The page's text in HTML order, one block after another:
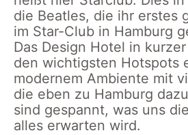
die Beatles, die ihr erstes
im Star-Club in Hamburg
Das Design Hotel in
den wichtigsten Hotspots
modernem Ambiente mit
die eben zu Hamburg
sind gespannt, was uns
alles erwarten wird.